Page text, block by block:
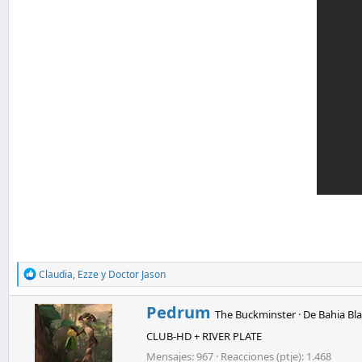
R
e
a
c
c
o
Claudia, Ezzey Doctor Jason
E
s
c
r
Pedrum The Buckminster · De Bahia
CLUB-HD + RIVER PLATE
Mensajes 967 Reacciones (ptje) 1.468